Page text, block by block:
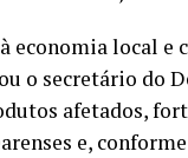
economia local
o secretário do
afetados,
e,